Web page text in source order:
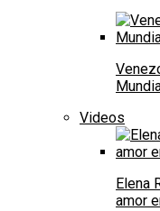
Videos
Elena
amor